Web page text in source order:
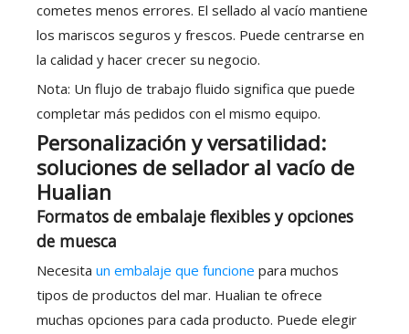
cometes menos errores. El sellado al vacío mantiene
los mariscos seguros y frescos. Puede centrarse en
la calidad y hacer crecer su negocio.
Nota: Un flujo de trabajo fluido significa que puede
completar más pedidos con el mismo equipo.
Personalización y versatilidad:
soluciones de sellador al vacío de
Hualian
Formatos de embalaje flexibles y opciones
de muesca
Necesita un embalaje que funcione para muchos
tipos de productos del mar. Hualian te ofrece
muchas opciones para cada producto. Puede elegir